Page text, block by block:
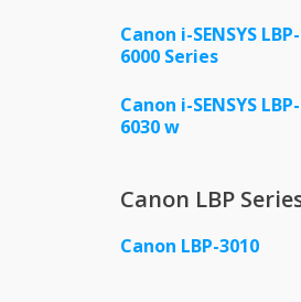
Canon i-SENSYS LBP-
6000 Series
Canon i-SENSYS LBP-
6030 w
Canon LBP
Canon LBP-3010